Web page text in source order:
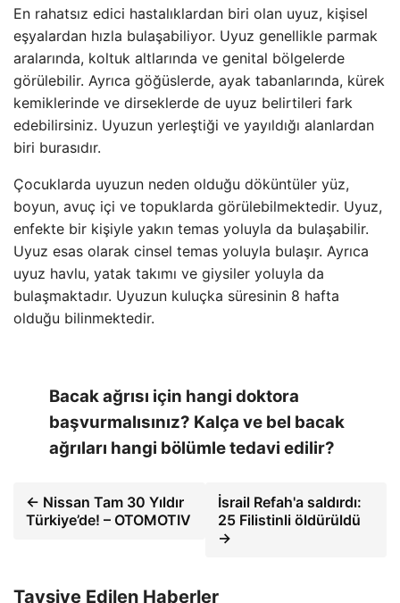
En rahatsız edici hastalıklardan biri olan uyuz, kişisel
eşyalardan hızla bulaşabiliyor. Uyuz genellikle parmak
aralarında, koltuk altlarında ve genital bölgelerde
görülebilir. Ayrıca göğüslerde, ayak tabanlarında, kürek
kemiklerinde ve dirseklerde de uyuz belirtileri fark
edebilirsiniz. Uyuzun yerleştiği ve yayıldığı alanlardan
biri burasıdır.
Çocuklarda uyuzun neden olduğu döküntüler yüz,
boyun, avuç içi ve topuklarda görülebilmektedir. Uyuz,
enfekte bir kişiyle yakın temas yoluyla da bulaşabilir.
Uyuz esas olarak cinsel temas yoluyla bulaşır. Ayrıca
uyuz havlu, yatak takımı ve giysiler yoluyla da
bulaşmaktadır. Uyuzun kuluçka süresinin 8 hafta
olduğu bilinmektedir.
Bacak ağrısı için hangi doktora
başvurmalısınız? Kalça ve bel bacak
ağrıları hangi bölümle tedavi edilir?
← Nissan Tam 30 Yıldır
Türkiye’de! – OTOMOTIV
İsrail Refah'a saldırdı:
25 Filistinli öldürüldü
→
Tavsiye Edilen Haberler